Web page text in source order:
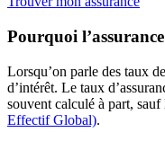
Pourquoi
Lorsqu’on parle des taux
d’intérêt. Le taux
souvent calculé à part, sauf
Effectif Global).